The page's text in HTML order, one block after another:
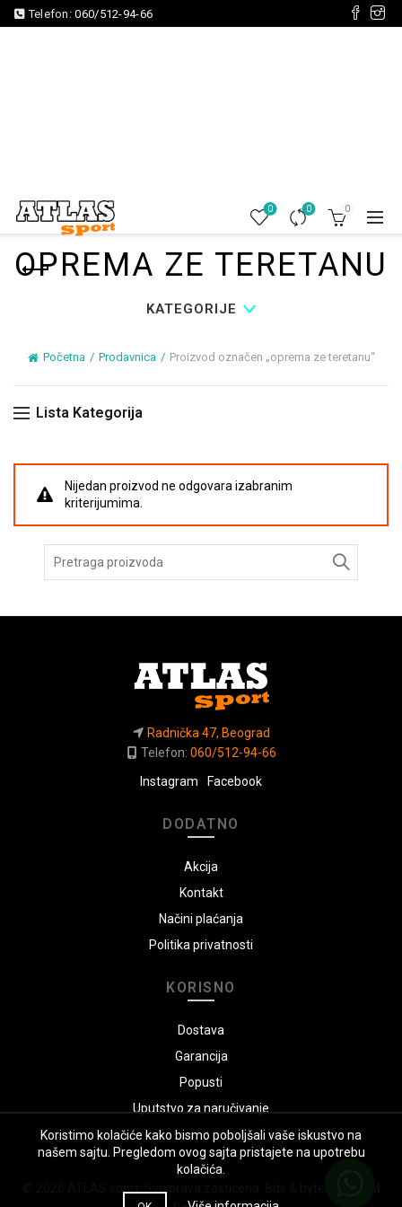
Telefon:060/512-94-66
0 0 0
OPREMA ZE TERETANU
KATEGORIJE
Početna Prodavnica Proizvod označen „oprema ze teretanu“
Lista Kategorija
Nijedan proizvod ne odgovara izabranim
kriterijumima.
Radnička 47, Beograd
Telefon: 060/512-94-66
Instagram
Facebook
DODATNO
Akcija
Kontakt
Načini plaćanja
Politika privatnosti
KORISNO
Dostava
Garancija
Popusti
Uputstvo za naručivanje
GSM
Koristimo kolačiće kako bismo poboljšali vaše iskustvo na
našem sajtu. Pregledom ovog sajta pristajete na upotrebu
kolačića.